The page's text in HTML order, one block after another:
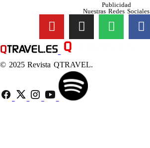
Publicidad
Nuestras Redes Sociales
© 2025 Revista QTRAVEL.